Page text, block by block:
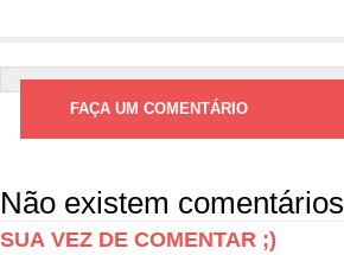
FAÇA UM COMENTÁRIO
Não existem comentários
SUA VEZ DE COMENTAR ;)